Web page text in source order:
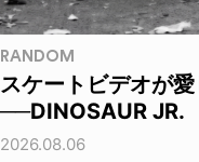
RANDOM
スケートビデオが
──DINOSAUR JR.
2026.08.06